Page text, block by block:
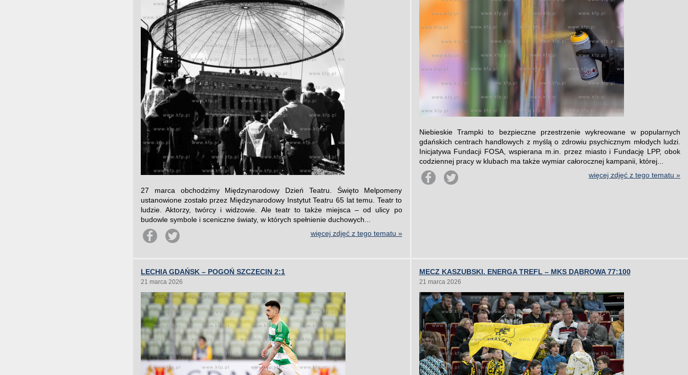
27 marca obchodzimy Międzynarodowy Dzień Teatru. Święto Melpomeny
ustanowione zostało przez Międzynarodowy Instytut Teatru 65 lat temu. Teatr to
ludzie. Aktorzy, twórcy i widzowie. Ale teatr to także miejsca – od ulicy po
budowle symbole i sceniczne światy, w których spełnienie duchowych...
więcej zdjęć z tego tematu »
Niebieskie Trampki to bezpieczne przestrzenie wykreowane w popularnych
gdańskich centrach handlowych z myślą o zdrowiu psychicznym młodych ludzi.
Inicjatywa Fundacji FOSA, wspierana m.in. przez miasto i Fundację LPP, obok
codziennej pracy w klubach ma także wymiar całorocznej kampanii, której...
więcej zdjęć z tego tematu »
LECHIA GDAŃSK – POGOŃ SZCZECIN 2:1
21 marca 2026
MECZ KASZUBSKI. ENERGA TREFL – MKS DĄBROWA 77:100
21 marca 2026